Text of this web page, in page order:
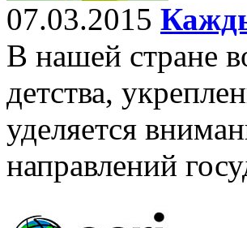
07.03.2015
В нашей стране
детства,
уделяется
направлений